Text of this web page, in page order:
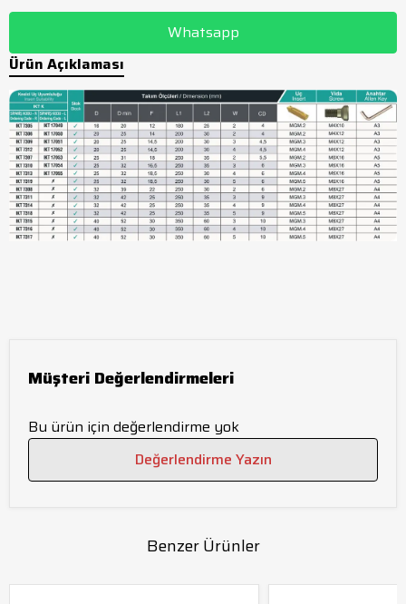
Whatsapp
Ürün Açıklaması
Müşteri Değerlendirmeleri
Bu ürün için değerlendirme yok
Değerlendirme Yazın
Benzer Ürünler